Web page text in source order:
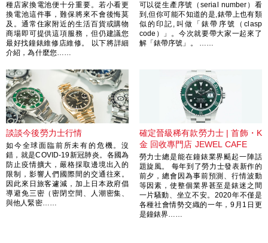
種店家換電池便十分重要。若小看更
換電池這件事，難保將來不會後悔莫
及。通常住家附近的生活百貨或購物
商場即可提供這項服務，但仍建議您
最好找鐘錶維修店維修。 以下將詳細
介紹，為什麼您……
可以從生產序號（serial number）看
到,但你可能不知道的是,錶帶上也有類
似的印記,叫做「錶帶序號（clasp
code）」。今次就要帶大家一起來了
解「錶帶序號」。 ……
談談今後勞力士行情
如今全球面臨前所未有的危機。沒
錯，就是COVID-19新冠肺炎。各國為
防止疫情擴大，嚴格採取邊境出入的
限制，影響人們國際間的交通往來。
因此來日旅客遽減，加上日本政府倡
導避免三密（密閉空間、人潮密集、
與他人緊密……
確定晉級稀有款勞力士 | 首飾・K
金 回收專門店 JEWEL CAFE
勞力士總是能在鐘錶業界颳起一陣話
題旋風。 每年到了勞力士發表新作的
前夕，總會因為事前預測、行情波動
等因素，使整個業界甚至是錶迷之間
一片騷動、坐立不安。2020年不僅是
各種社會情勢交織的一年，9月1日更
是鐘錶界……